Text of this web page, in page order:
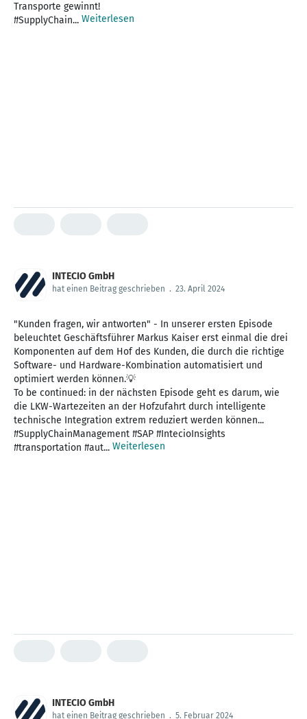
Transporte gewinnt!
#SupplyChain... Weiterlesen
INTECIO GmbH
hat einen Beitrag geschrieben . 23. April 2024
"Kunden fragen, wir antworten" - In unserer ersten Episode
beleuchtet Geschäftsführer Markus Kaiser erst einmal die drei
Komponenten auf dem Hof des Kunden, die durch die richtige
Software- und Hardware-Kombination automatisiert und
optimiert werden können.💡
To be continued: in der nächsten Episode geht es darum, wie
die LKW-Wartezeiten an der Hofzufahrt durch intelligente
technische Integration extrem reduziert werden können...
#SupplyChainManagement #SAP #IntecioInsights
#transportation #aut... Weiterlesen
INTECIO GmbH
hat einen Beitrag geschrieben . 5. Februar 2024